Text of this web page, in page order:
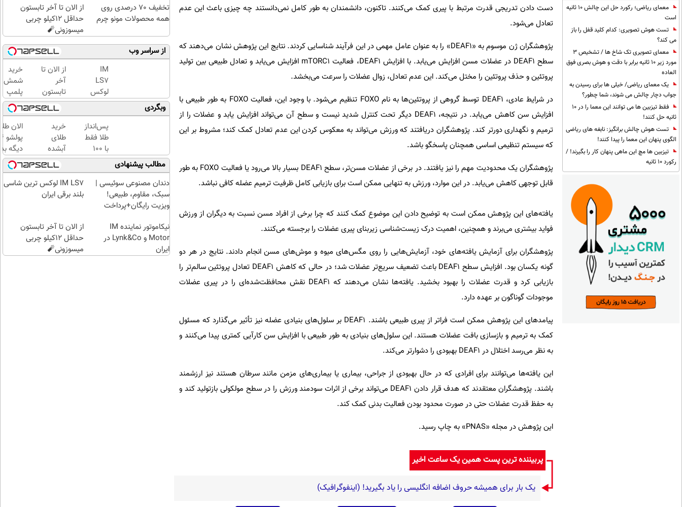
معمای ریاضی؛ رکورد حل این چالش 10 ثانیه
است
تست هوش تصویری: کدام کلید قفل را باز
می کند؟
معمای تصویری تک شاخ ها / تشخیص 3
مورد زیر 10 ثانیه برابر با دقت و هوش بصری فوق
العاده
یک معمای ریاضی/ خیلی ها برای رسیدن به
جواب دچار چالش می شوند، شما چطور؟
فقط تیزبین ها می توانند این معما را در 10
ثانیه حل کنند!
تست هوش چالش برانگیز: نابغه های ریاضی
الگوی پنهان این معما را پیدا کنند!
تیزبین ها مچ این ماهی پنهان کار را بگیرند! /
رکورد 10 ثانیه
دست دادن تدریجی قدرت مرتبط با پیری کمک می‌کنند. تاکنون، دانشمندان به طور کامل نمی‌دانستند چه چیزی باعث این عدم
تعادل می‌شود.
پژوهشگران ژن موسوم به «DEAF1» را به عنوان عامل مهمی در این فرآیند شناسایی کردند. نتایج این پژوهش نشان می‌دهند که
سطح DEAF1 در عضلات مسن افزایش می‌یابد. با افزایش DEAF1، فعالیت mTORC1 افزایش می‌یابد و تعادل طبیعی بین تولید
پروتئین و حذف پروتئین را مختل می‌کند. این عدم تعادل، زوال عضلات را سرعت می‌بخشد.
در شرایط عادی، DEAF1 توسط گروهی از پروتئین‌ها به نام FOXO تنظیم می‌شود. با وجود این، فعالیت FOXO به طور طبیعی با
افزایش سن کاهش می‌یابد. در نتیجه، DEAF1 دیگر تحت کنترل شدید نیست و سطح آن می‌تواند افزایش یابد و عضلات را از
ترمیم و نگهداری دورتر کند. پژوهشگران دریافتند که ورزش می‌تواند به معکوس کردن این عدم تعادل کمک کند؛ مشروط بر این
که سیستم تنظیمی اساسی همچنان پاسخگو باشد.
پژوهشگران یک محدودیت مهم را نیز یافتند. در برخی از عضلات مسن‌تر، سطح DEAF1 بسیار بالا می‌رود یا فعالیت FOXO به طور
قابل توجهی کاهش می‌یابد. در این موارد، ورزش به تنهایی ممکن است برای بازیابی کامل ظرفیت ترمیم عضله کافی نباشد.
یافته‌های این پژوهش ممکن است به توضیح دادن این موضوع کمک کنند که چرا برخی از افراد مسن نسبت به دیگران از ورزش
فواید بیشتری می‌برند و همچنین، اهمیت درک زیست‌شناسی زیربنای پیری عضلات را برجسته می‌کنند.
پژوهشگران برای آزمایش یافته‌های خود، آزمایش‌هایی را روی مگس‌های میوه و موش‌های مسن انجام دادند. نتایج در هر دو
گونه یکسان بود. افزایش سطح DEAF1 باعث تضعیف سریع‌تر عضلات شد؛ در حالی که کاهش DEAF1 تعادل پروتئین سالم‌تر را
بازیابی کرد و قدرت عضلات را بهبود بخشید. یافته‌ها نشان می‌دهند که DEAF1 نقش محافظت‌شده‌ای را در پیری عضلات
موجودات گوناگون بر عهده دارد.
پیامدهای این پژوهش ممکن است فراتر از پیری طبیعی باشند. DEAF1 بر سلول‌های بنیادی عضله نیز تأثیر می‌گذارد که مسئول
کمک به ترمیم و بازسازی بافت عضلات هستند. این سلول‌های بنیادی به طور طبیعی با افزایش سن کارآیی کمتری پیدا می‌کنند و
به نظر می‌رسد اختلال در DEAF1 بهبودی را دشوارتر می‌کند.
این یافته‌ها می‌توانند برای افرادی که در حال بهبودی از جراحی، بیماری یا بیماری‌های مزمن مانند سرطان هستند نیز ارزشمند
باشند. پژوهشگران معتقدند که هدف قرار دادن DEAF1 می‌تواند برخی از اثرات سودمند ورزش را در سطح مولکولی بازتولید کند و
به حفظ قدرت عضلات حتی در صورت محدود بودن فعالیت بدنی کمک کند.
این پژوهش در مجله «PNAS» به چاپ رسید.
پربیننده ترین پست همین یک ساعت اخیر
یک بار برای همیشه حروف اضافه انگلیسی را یاد بگیرید! (اینفوگرافیک)
تخفیف 70 درصدی روی
همه محصولات مونو چرم
از الان تا آخر تابستون
حداقل 12کیلو چربی
میسوزونی🧨
از سراسر وب
IM
LS7
لوکس
ترین
شاسی
بلند
برقی
ایران
از الان تا
آخر
تابستون
حداقل
12کیلو
چربی
میسوزونی
🧨
خرید
شمش
پلمپ
طلاسی،
از ۰.۵
گرم تا
۱۰ گرم
وبگردی
پس‌انداز
طلا فقط
با ۱۰۰
هزارتومان
(امن و
راحت)
خرید
طلای
آبشده
حتی با
۱۰۰هزارتومان
الان
دیگه
طلا با
بی‌بهره
مطالب پیشنهادی
دندان مصنوعی سوئیسی |
سبک، مقاوم، طبیعی!
ویزیت رایگان+پرداخت
IM LS7 لوکس ترین شاسی
بلند برقی ایران
نیکاموتور نماینده IM
Motor و Lynk&Co در
ایران
از الان تا آخر تابستون
حداقل 12کیلو چربی
میسوزونی🧨